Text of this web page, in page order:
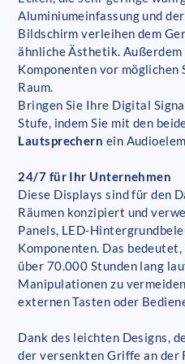
Aluminiumeinfassung und
Bildschirm verleihen dem
ähnliche Ästhetik.
Komponenten vor möglichen
Raum.
Bringen Sie Ihre Digital
Stufe, indem Sie mit den
Lautsprechern ein
24/7 für Ihr Unternehmen
Diese Displays sind für den
Räumen konzipiert und
Panels, LED-
Komponenten. Das
über 70.000 Stunden lang
Manipulationen zu
externen Tasten oder
Dank des leichten Designs,
der versenkten Griffe an der